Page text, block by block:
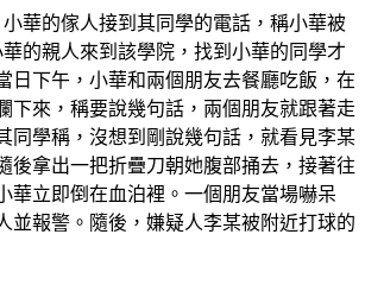
的傢人接到其同學的電話，稱小華被
的親人來到該學院，找到小華的同學才
日下午，小華和兩個朋友去餐廳吃飯，在
下來，稱要說幾句話，兩個朋友就跟著走
同學稱，沒想到剛說幾句話，就看見李某
後拿出一把折疊刀朝她腹部捅去，接著往
華立即倒在血泊裡。一個朋友當場嚇呆
並報警。隨後，嫌疑人李某被附近打球的